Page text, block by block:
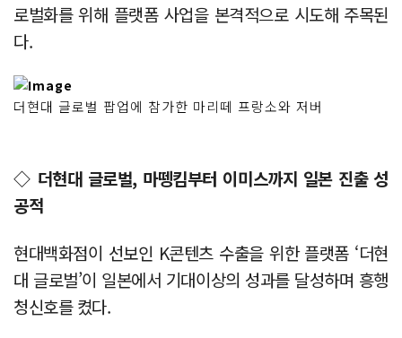
로벌화를 위해 플랫폼 사업을 본격적으로 시도해 주목된
다.
더현대 글로벌 팝업에 참가한 마리떼 프랑소와 저버
◇ 더현대 글로벌, 마뗑킴부터 이미스까지 일본 진출 성
공적
현대백화점이 선보인 K콘텐츠 수출을 위한 플랫폼 ‘더현
대 글로벌’이 일본에서 기대이상의 성과를 달성하며 흥행
청신호를 켰다.